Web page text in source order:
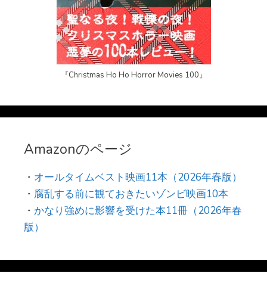
『Christmas Ho Ho Horror Movies 100』
Amazonのページ
・ オールタイムベスト映画11本（2026年春版）
・ 腐乱する前に観ておきたいゾンビ映画10本
・ かなり強めに影響を受けた本11冊（2026年春
版）